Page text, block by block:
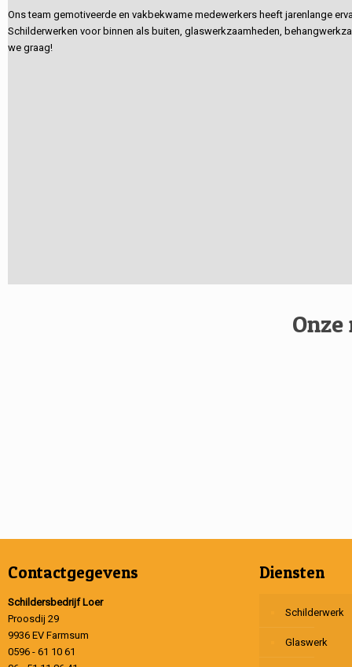
Ons team gemotiveerde en vakbekwame medewerkers heeft jarenlange
Schilderwerken voor binnen als buiten, glaswerkzaamheden,
we graag!
Contactgegevens
Schildersbedrijf Loer
Proosdij 29
9936 EV Farmsum
0596 - 61 10 61
Diensten
Schilderwerk
Glaswerk